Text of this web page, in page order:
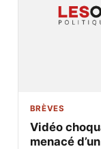
BRÈVES
Vidéo
menacé